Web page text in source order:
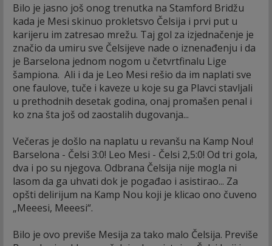
Bilo je jasno još onog trenutka na Stamford Bridžu
kada je Mesi skinuo prokletsvo Čelsija i prvi put u
karijeru im zatresao mrežu. Taj gol za izjednačenje je
značio da umiru sve Čelsijeve nade o iznenađenju i da
je Barselona jednom nogom u četvrtfinalu Lige
šampiona. Ali i da je Leo Mesi rešio da im naplati sve
one faulove, tuče i kaveze u koje su ga Plavci stavljali
u prethodnih desetak godina, onaj promašen penal i
ko zna šta još od zaostalih dugovanja...
Večeras je došlo na naplatu u revanšu na Kamp Nou!
Barselona - Čelsi 3:0! Leo Mesi - Čelsi 2,5:0! Od tri gola,
dva i po su njegova. Odbrana Čelsija nije mogla ni
lasom da ga uhvati dok je pogađao i asistirao... Za
opšti delirijum na Kamp Nou koji je klicao ono čuveno
„Meeesi, Meeesi“.
Bilo je ovo previše Mesija za tako malo Čelsija. Previše